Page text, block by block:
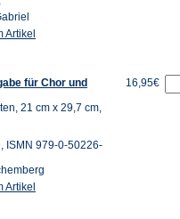
Artikel
für Chor und
21 cm x 29,7 cm,
ISMN 979-0-50226-
Artikel
16,95€